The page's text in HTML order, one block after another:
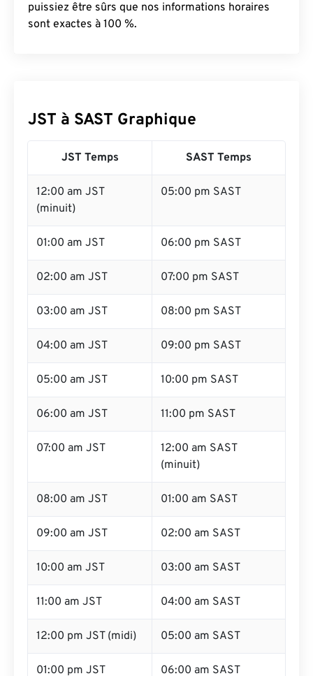
puissiez être sûrs que nos informations horaires
sont exactes à 100 %.
JST à SAST Graphique
JST Temps SAST Temps
12:00 am JST
(minuit)
05:00 pm SAST
01:00 am JST 06:00 pm SAST
02:00 am JST 07:00 pm SAST
03:00 am JST 08:00 pm SAST
04:00 am JST 09:00 pm SAST
05:00 am JST 10:00 pm SAST
06:00 am JST 11:00 pm SAST
07:00 am JST
12:00 am SAST
(minuit)
08:00 am JST 01:00 am SAST
09:00 am JST 02:00 am SAST
10:00 am JST 03:00 am SAST
11:00 am JST 04:00 am SAST
12:00 pm JST (midi) 05:00 am SAST
01:00 pm JST 06:00 am SAST